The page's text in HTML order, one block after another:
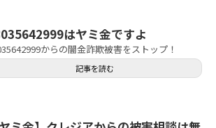
はヤミ金ですよ
からの闇金詐欺被害をストップ！
記事を読む